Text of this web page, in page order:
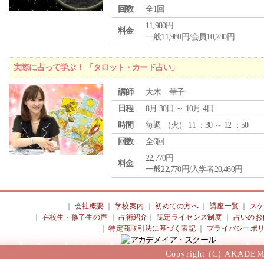
回数 全1回
料金
11,980円
一般11,980円/会員10,780円
実際に占って学ぶ！ 「タロット・カード占い」
講師
大木 華子
日程
8月 30日 ～ 10月 4日
時間
毎週 （火 ） 11 ：30 ～ 12 ：50
回数
全6回
料金
22,770円
一般22,770円/入学者20,460円
会社概要 ｜学校案内 ｜初めての方へ 講座一覧
ス
在校生・修了生の声 ｜占術紹介 ｜認定ライセンス制度
占いのお
｜特定商取引法に基づく表記 プライバシーポ
Copyright (C)